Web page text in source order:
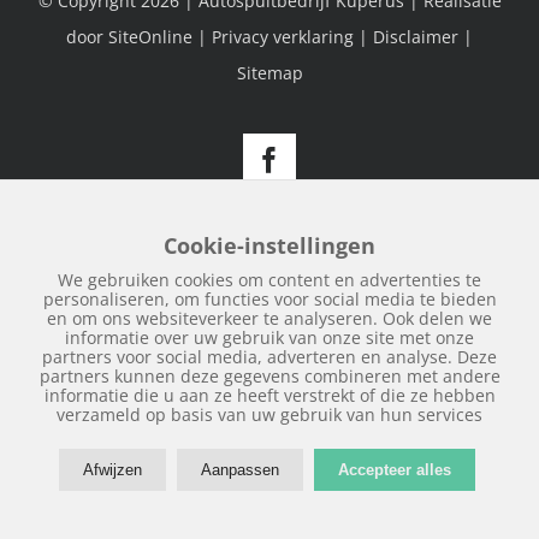
door SiteOnline | Privacy verklaring | Disclaimer |
Sitemap
Facebook
Cookie-instellingen
We gebruiken cookies om content en advertenties te
personaliseren, om functies voor social media te bieden
en om ons websiteverkeer te analyseren. Ook delen we
informatie over uw gebruik van onze site met onze
partners voor social media, adverteren en analyse. Deze
partners kunnen deze gegevens combineren met andere
informatie die u aan ze heeft verstrekt of die ze hebben
verzameld op basis van uw gebruik van hun services
Afwijzen Aanpassen Accepteer alles